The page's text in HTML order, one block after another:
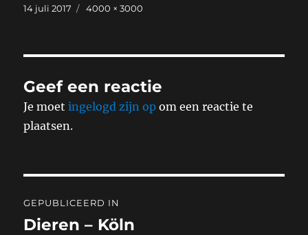
Geplaatst
14 juli 2017
Volledige
4000 × 3000
Geef een reactie
Je moetingelogd zijn op om een reactie te
plaatsen.
navigatie
GEPUBLICEERD IN
Dieren – Köln